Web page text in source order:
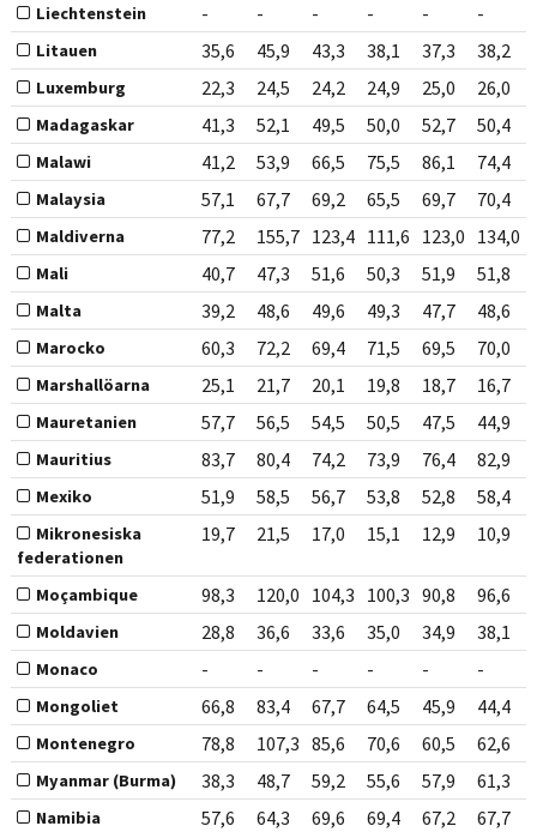
Liechtenstein - - - - - -
Litauen 35,6 45,9 43,3 38,1 37,3 38,2
Luxemburg 22,3 24,5 24,2 24,9 25,0 26,0
Madagaskar 41,3 52,1 49,5 50,0 52,7 50,4
Malawi 41,2 53,9 66,5 75,5 86,1 74,4
Malaysia 57,1 67,7 69,2 65,5 69,7 70,4
Maldiverna 77,2 155,7 123,4 111,6 123,0 134,0
Mali 40,7 47,3 51,6 50,3 51,9 51,8
Malta 39,2 48,6 49,6 49,3 47,7 48,6
Marocko 60,3 72,2 69,4 71,5 69,5 70,0
Marshallöarna 25,1 21,7 20,1 19,8 18,7 16,7
Mauretanien 57,7 56,5 54,5 50,5 47,5 44,9
Mauritius 83,7 80,4 74,2 73,9 76,4 82,9
Mexiko 51,9 58,5 56,7 53,8 52,8 58,4
Mikronesiska
federationen
19,7 21,5 17,0 15,1 12,9 10,9
Moçambique 98,3 120,0 104,3 100,3 90,8 96,6
Moldavien 28,8 36,6 33,6 35,0 34,9 38,1
Monaco - - - - - -
Mongoliet 66,8 83,4 67,7 64,5 45,9 44,4
Montenegro 78,8 107,3 85,6 70,6 60,5 62,6
Myanmar (Burma) 38,3 48,7 59,2 55,6 57,9 61,3
Namibia 57,6 64,3 69,6 69,4 67,2 67,7